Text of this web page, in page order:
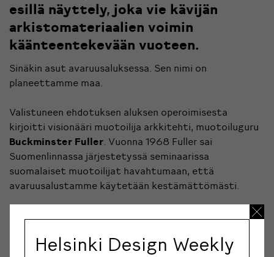
esillä näyttely, joka vie kävijän
arkistomateriaalien voimin
käänteentekevään vuoteen.
Sinäkin asut avaruusaluksessa. Sen nimi on
planeettamme maa.
Valistuneen ehdotuksen aluksen operoimisesta
kirjoitti visionääri muotoilija arkkitehti, muotoiluguru
Buckminster Fuller . Vuonna 1968 Fuller sai
Suomenlinnassa järjestetyssä seminaarissa
suomalaiset muotoilijat havahtumaan, että
avaruusalustamme käytetään kestämättömästi.
Helsinki Design Weekly